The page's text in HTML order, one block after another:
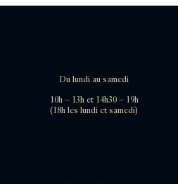
Du lundi au samedi
10h – 13h et 14h30 – 19h
(18h les lundi et samedi)